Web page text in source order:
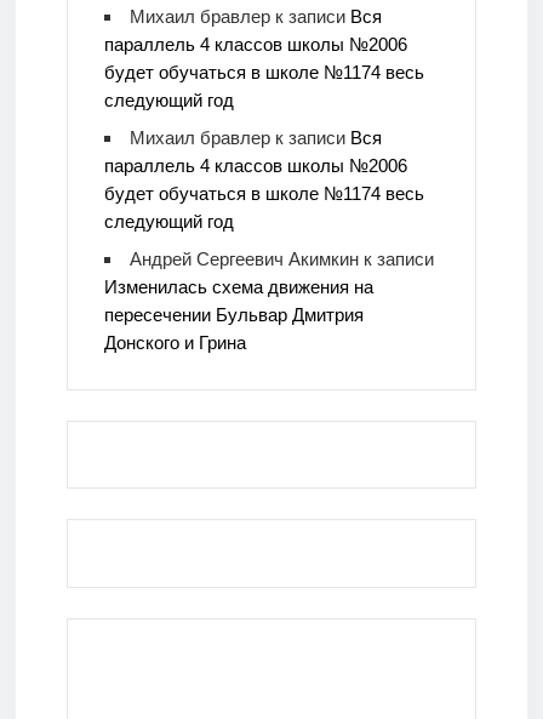
Михаил бравлерк записи Вся
параллель 4 классов школы №2006
будет обучаться в школе №1174 весь
следующий год
Михаил бравлерк записи Вся
параллель 4 классов школы №2006
будет обучаться в школе №1174 весь
следующий год
Андрей Сергеевич Акимкинк записи
Изменилась схема движения на
пересечении Бульвар Дмитрия
Донского и Грина